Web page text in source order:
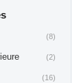
(8)
(2)
(16)